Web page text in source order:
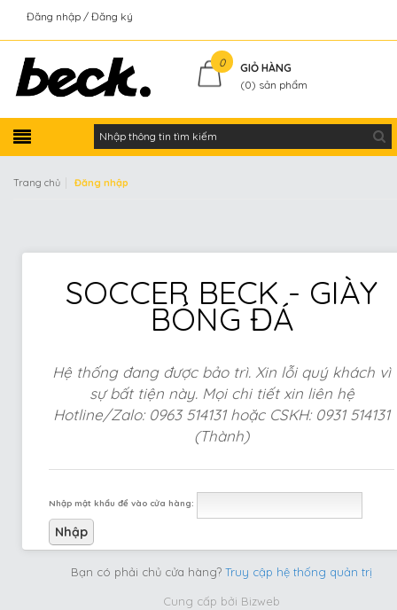
Đăng nhập Đăng ký
0
GIỎ HÀNG
(0) sản phẩm
Trang chủ Đăng nhập
SOCCER BECK - GIÀY
BÓNG ĐÁ
Hệ thống đang được bảo trì. Xin lỗi quý khách vì
sự bất tiện này. Mọi chi tiết xin liên hệ
Hotline/Zalo: 0963 514131 hoặc CSKH: 0931 514131
(Thành)
Nhập mật khẩu để vào cửa hàng:
Bạn có phải chủ cửa hàng? Truy cập hệ thống quản trị
Cung cấp bởi Bizweb